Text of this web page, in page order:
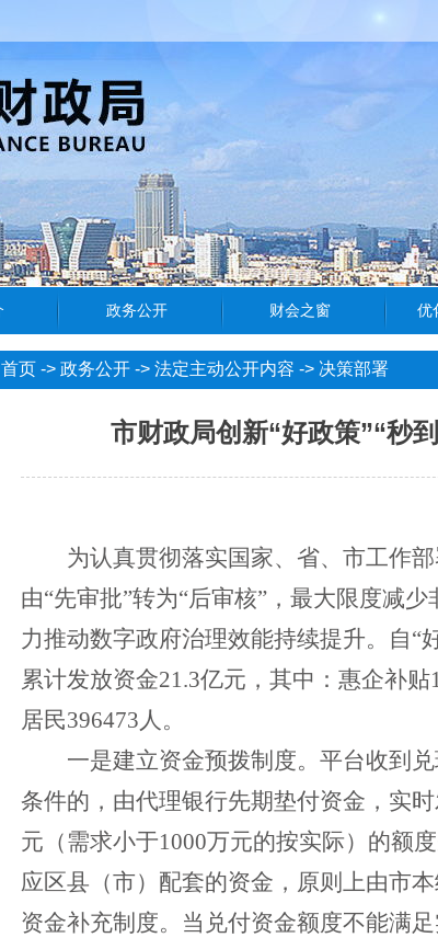
首页 -> 政务公开 -> 法定主动公开内容 -> 决策部署
市财政局创新“好政策”“秒
为认真贯彻落实国家、省、市工作
由“先审批”转为“后审核” ， 最大限度减少
力推动数字政府治理效能持续提升。自“
累计发放资金21.3亿元 ， 其中：惠企补贴
居民396473人。
一是建立资金预拨制度。 平台收到
条件的，由代理银行先期垫付资金，实
元（需求小于1000万元的按实际）的额
应区县（市）配套的资金， 原则上由市
资金补充制度。 当兑付资金额度不能满